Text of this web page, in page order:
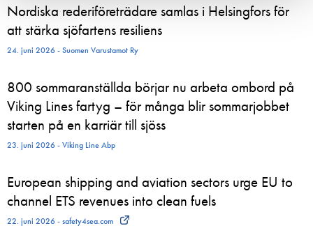
Nordiska rederiföreträdare samlas i Helsingfors för
att stärka sjöfartens resiliens
24. juni 2026 - Suomen Varustamot Ry
800 sommaranställda börjar nu arbeta ombord på
Viking Lines fartyg – för många blir sommarjobbet
starten på en karriär till sjöss
23. juni 2026 - Viking Line Abp
European shipping and aviation sectors urge EU to
channel ETS revenues into clean fuels
22. juni 2026 - safety4sea.com